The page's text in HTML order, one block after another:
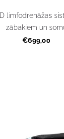
limfodrenāžas
zābakiem un
€699,00